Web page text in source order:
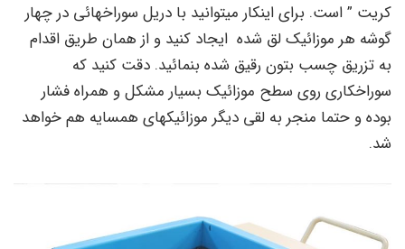
کریت ” است. برای اینکار میتوانید با دریل سوراخهائی در چهار
گوشه هر موزائیک لق شده ایجاد کنید و از همان طریق اقدام
به تزریق چسب بتون رقیق شده بنمائید. دقت کنید که
سوراخکاری روی سطح موزائیک بسیار مشکل و همراه فشار
بوده و حتما منجر به لقی دیگر موزائیکهای همسایه هم خواهد
شد.